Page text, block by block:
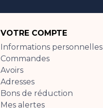
VOTRE COMPTE
Informations personnelles
Commandes
Avoirs
Adresses
Bons de réduction
Mes alertes